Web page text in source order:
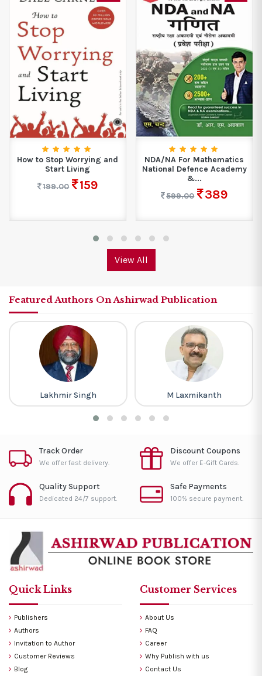
How to Stop Worrying and
Start Living
199.00
159
NDA/NA For Mathematics
National Defence Academy
&...
599.00
389
View All
Featured Authors On Ashirwad Publication
Lakhmir Singh M Laxmikanth
Track Order
We offer fast delivery.
Discount Coupons
We offer E-Gift Cards.
Quality Support
Dedicated 24/7 support.
Safe Payments
100% secure payment.
Quick Links
Publishers
Authors
Invitation to Author
Customer Reviews
Blog
Customer Services
About Us
FAQ
Career
Why Publish with us
Contact Us